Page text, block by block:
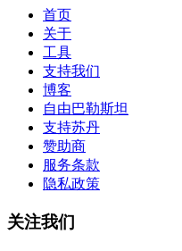
首页
关于
工具
支持我们
博客
自由巴勒斯坦
支持苏丹
赞助商
服务条款
隐私政策
关注我们